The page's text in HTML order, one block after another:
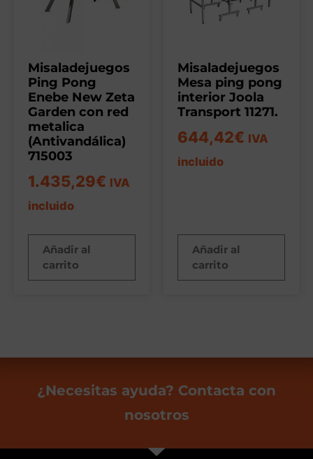
Misaladejuegos
Ping Pong
Enebe New Zeta
Garden con red
metalica
(Antivandálica)
715003
1.435,29€ IVA
incluido
Añadir al
carrito
Misaladejuegos
Mesa ping pong
interior Joola
Transport 11271.
644,42€ IVA
incluido
Añadir al
carrito
¿Necesitas ayuda? Contacta con
nosotros